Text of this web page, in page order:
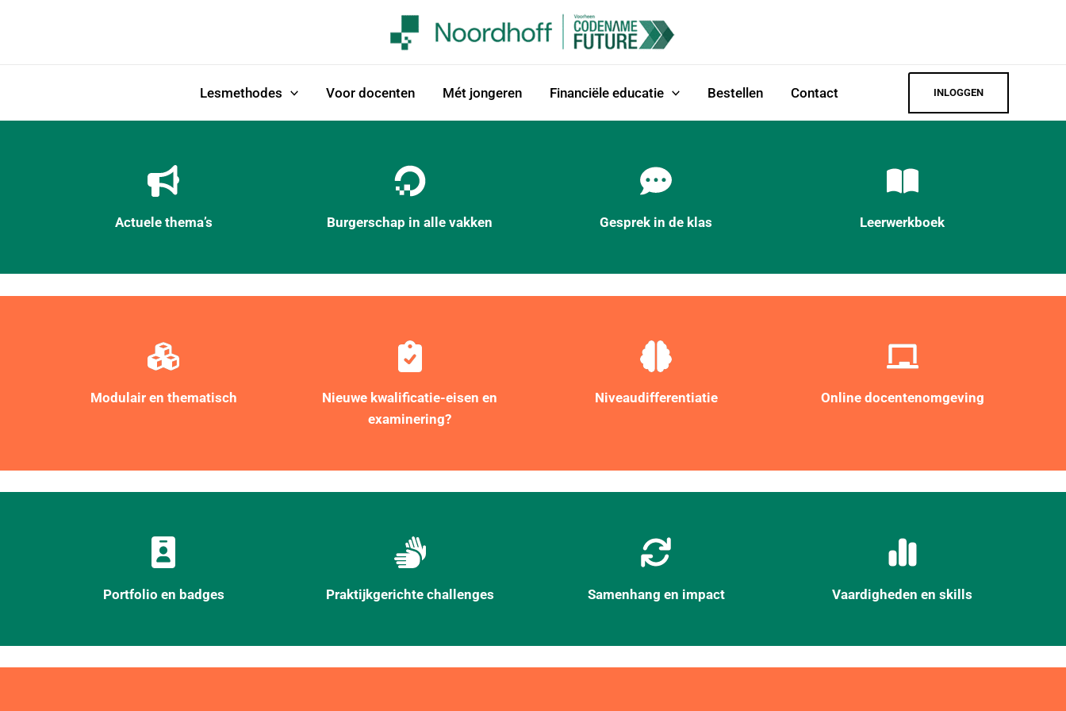
Lesmethodes
Voor docenten Mét jongeren Financiële educatie Bestellen Contact INLOGGEN
Actuele thema’s Burgerschap in alle vakken Gesprek in de klas Leerwerkboek
Modulair en thematisch
Nieuwe kwalificatie-eisen en
examinering?
Niveaudifferentiatie Online docentenomgeving
Portfolio en badges Praktijkgerichte challenges Samenhang en impact Vaardigheden en skills